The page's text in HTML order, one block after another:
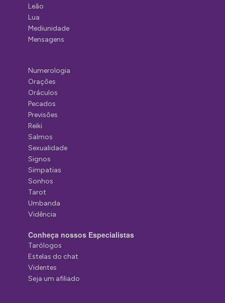
Leão
Lua
Mediunidade
Mensagens
Numerologia
Orações
Oráculos
Pecados
Previsões
Reiki
Salmos
Sexualidade
Signos
Simpatias
Sonhos
Tarot
Umbanda
Vidência
Conheça nossos Especialistas
Tarólogos
Estelas do chat
Videntes
Seja um afiliado